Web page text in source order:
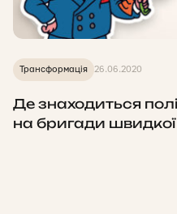
Трансформація 26.06.2020
Де знаходиться
на бригади